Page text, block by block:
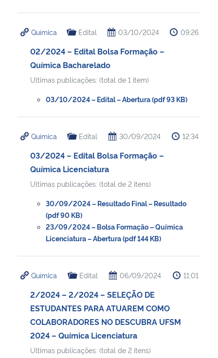
Química Edital 03/10/2024 09:26
02/2024 – Edital Bolsa Formação –
Química Bacharelado
Ultimas publicações: (total de 1 item)
03/10/2024 – Edital – Abertura (pdf 93 KB)
Química Edital 30/09/2024 12:34
03/2024 – Edital Bolsa Formação –
Química Licenciatura
Ultimas publicações: (total de 2 itens)
30/09/2024 – Resultado Final – Resultado
(pdf 90 KB)
23/09/2024 – Bolsa Formação – Química
Licenciatura – Abertura (pdf 144 KB)
Química Edital 06/09/2024 11:01
2/2024 – 2/2024 – SELEÇÃO DE
ESTUDANTES PARA ATUAREM COMO
COLABORADORES NO DESCUBRA UFSM
2024 – Química Licenciatura
Ultimas publicações: (total de 2 itens)